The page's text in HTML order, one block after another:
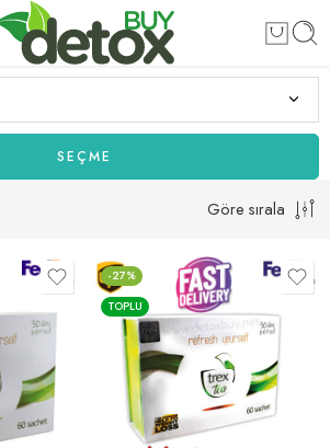
SEÇME
Göre sırala
-27%
TOPLU